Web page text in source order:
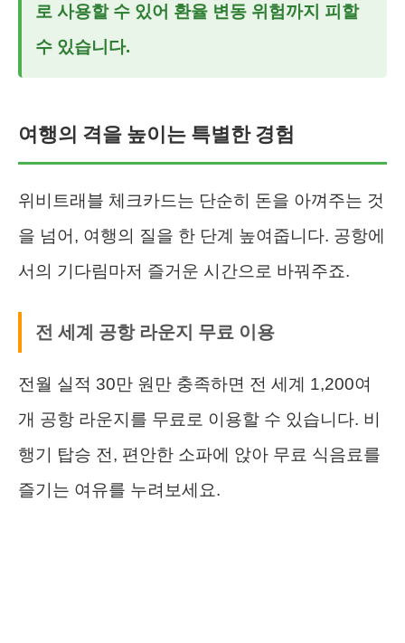
로 사용할 수 있어 환율 변동 위험까지 피할
수 있습니다.
여행의 격을 높이는 특별한 경험
위비트래블 체크카드는 단순히 돈을 아껴주는 것
을 넘어, 여행의 질을 한 단계 높여줍니다. 공항에
서의 기다림마저 즐거운 시간으로 바꿔주죠.
전 세계 공항 라운지 무료 이용
전월 실적 30만 원만 충족하면 전 세계 1,200여
개 공항 라운지를 무료로 이용할 수 있습니다. 비
행기 탑승 전, 편안한 소파에 앉아 무료 식음료를
즐기는 여유를 누려보세요.